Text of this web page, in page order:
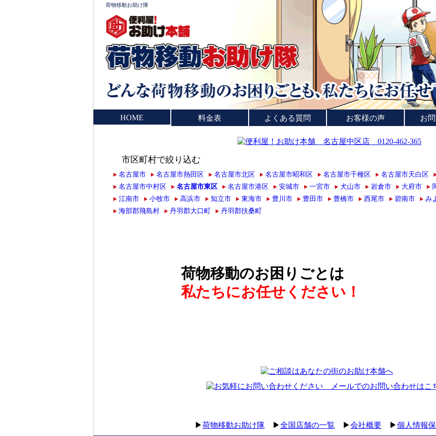
荷物移動お助け隊
HOME 料金表 よくある質問 お客様の声 お
市区町村で絞り込む
名古屋市 名古屋市熱田区 名古屋市北区 名古屋市昭和区 名古屋市千種区
名古屋市天白区
名古屋市中村区
名古屋市東区 名古屋市港区 安城市 一宮市 犬山市 岩倉市 大府市
江南市
小牧市 高浜市 知立市 東海市 豊川市 豊田市 豊橋市 西尾市 碧南市
み
海部郡飛島村
丹羽郡大口町 丹羽郡扶桑町
荷物移動のお困りごとは
私たちにお任せください！
▶荷物移動お助け隊 ▶全国店舗の一覧 ▶会社概要 ▶個人情報